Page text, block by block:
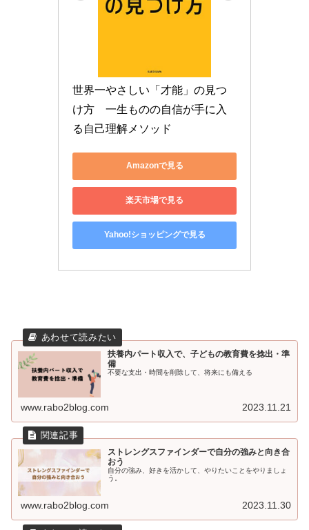
世界一やさしい「才能」の見つ
け方　一生ものの自信が手に入
る自己理解メソッド
Amazonで見る
楽天市場で見る
Yahoo!ショッピングで見る
扶養内パート収入で、子どもの教育費を捻出・準
備
不要な支出・時間を削除して、将来にも備える
www.rabo2blog.com 2023.11.21
ストレングスファインダーで自分の強みと向き合
おう
自分の強み、好きを活かして、やりたいことをやりましょ
う。
www.rabo2blog.com 2023.11.30